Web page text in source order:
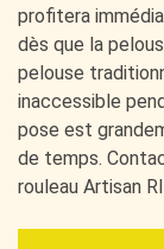
profitera
dès que la
pelouse
inaccessible
pose est
de temps.
rouleau Artisan